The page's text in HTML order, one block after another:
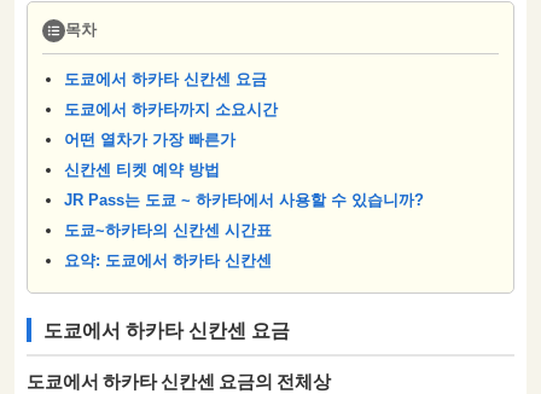
목차
도쿄에서 하카타 신칸센 요금
도쿄에서 하카타까지 소요시간
어떤 열차가 가장 빠른가
신칸센 티켓 예약 방법
JR Pass는 도쿄 ~ 하카타에서 사용할 수 있습니까?
도쿄~하카타의 신칸센 시간표
요약: 도쿄에서 하카타 신칸센
도쿄에서 하카타 신칸센 요금
도쿄에서 하카타 신칸센 요금의 전체상